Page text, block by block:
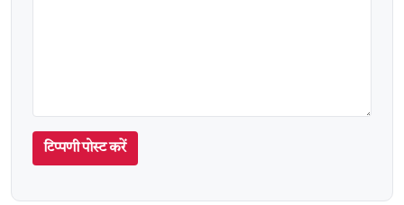
टिप्पणी पोस्ट करें